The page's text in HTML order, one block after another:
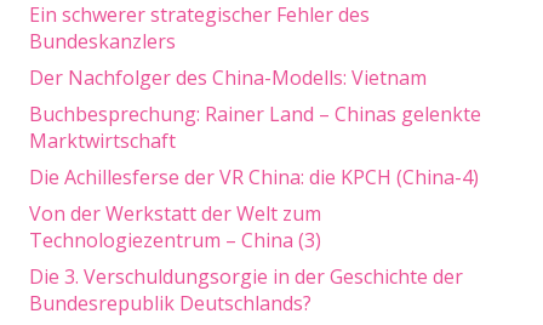
Ein schwerer strategischer Fehler des
Bundeskanzlers
Der Nachfolger des China-Modells: Vietnam
Buchbesprechung: Rainer Land – Chinas gelenkte
Marktwirtschaft
Die Achillesferse der VR China: die KPCH (China-4)
Von der Werkstatt der Welt zum
Technologiezentrum – China (3)
Die 3. Verschuldungsorgie in der Geschichte der
Bundesrepublik Deutschlands?